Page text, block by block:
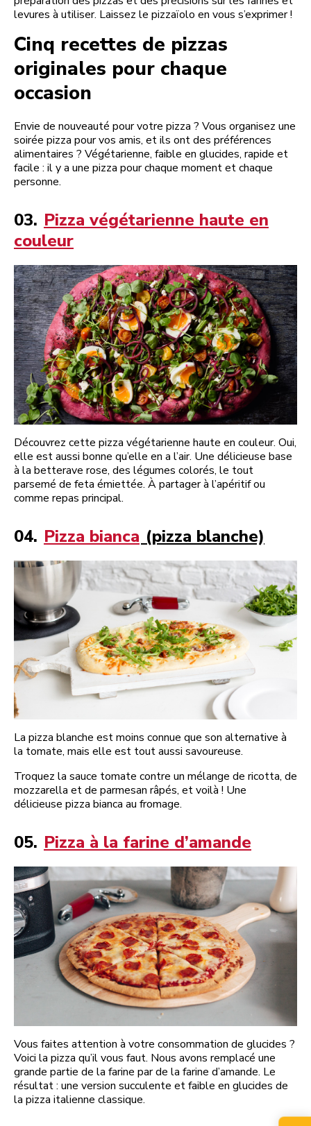
levures à utiliser. Laissez le pizzaïolo en vous s’exprimer !
Cinq recettes de pizzas
originales pour chaque
occasion
Envie de nouveauté pour votre pizza ? Vous organisez une
soirée pizza pour vos amis, et ils ont des préférences
alimentaires ? Végétarienne, faible en glucides, rapide et
facile : il y a une pizza pour chaque moment et chaque
personne.
03. Pizza végétarienne haute en
couleur
Découvrez cette pizza végétarienne haute en couleur. Oui,
elle est aussi bonne qu’elle en a l’air. Une délicieuse base
à la betterave rose, des légumes colorés, le tout
parsemé de feta émiettée. À partager à l’apéritif ou
comme repas principal.
04. Pizza bianca (pizza blanche)
La pizza blanche est moins connue que son alternative à
la tomate, mais elle est tout aussi savoureuse.
Troquez la sauce tomate contre un mélange de ricotta, de
mozzarella et de parmesan râpés, et voilà ! Une
délicieuse pizza bianca au fromage.
05. Pizza à la farine d’amande
Vous faites attention à votre consommation de glucides ?
Voici la pizza qu’il vous faut. Nous avons remplacé une
grande partie de la farine par de la farine d’amande. Le
résultat : une version succulente et faible en glucides de
la pizza italienne classique.